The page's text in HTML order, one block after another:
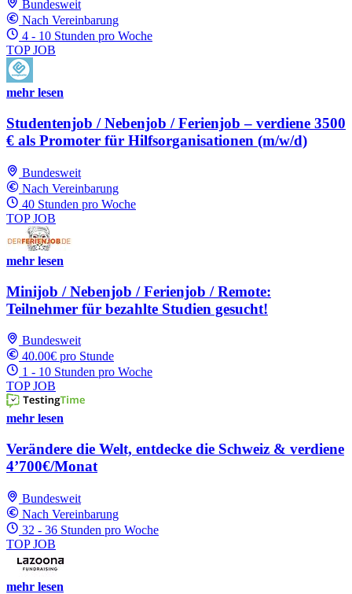
Bundesweit
Nach Vereinbarung
4 - 10 Stunden pro Woche
TOP JOB
mehr lesen
Studentenjob / Nebenjob / Ferienjob – verdiene 3500
€ als Promoter für Hilfsorganisationen (m/w/d)
Bundesweit
Nach Vereinbarung
40 Stunden pro Woche
TOP JOB
mehr lesen
Minijob / Nebenjob / Ferienjob / Remote:
Teilnehmer für bezahlte Studien gesucht!
Bundesweit
40.00€ pro Stunde
1 - 10 Stunden pro Woche
TOP JOB
mehr lesen
Verändere die Welt, entdecke die Schweiz & verdiene
4’700€/Monat
Bundesweit
Nach Vereinbarung
32 - 36 Stunden pro Woche
TOP JOB
mehr lesen